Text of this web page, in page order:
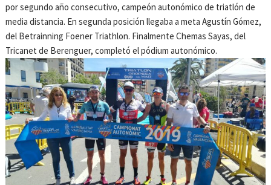
por segundo año consecutivo, campeón autonómico de triatlón de
media distancia. En segunda posición llegaba a meta Agustín Gómez,
del Betrainning Foener Triathlon. Finalmente Chemas Sayas, del
Tricanet de Berenguer, completó el pódium autonómico.